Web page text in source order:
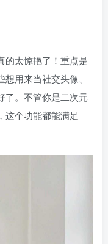
的太惊艳了！重点是
用来当社交头像、
了。不管你是二次元
这个功能都能满足